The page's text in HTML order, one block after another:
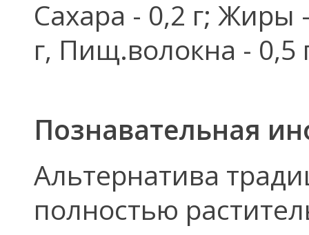
Сахара - 0,2 г; Жиры
г, Пищ.волокна - 0,5
Познавательная
Альтернатива
полностью